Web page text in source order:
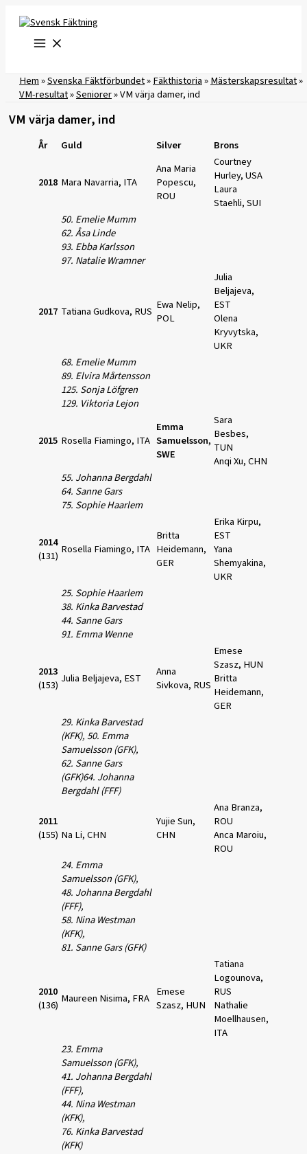
innehåll
Hem»Svenska Fäktförbundet»Fäkthistoria»Mästerskapsresultat»
VM-resultat»Seniorer»VM värja damer, ind
VM värja damer, ind
År Guld Silver Brons
2018 Mara Navarria, ITA
Ana Maria
Popescu,
ROU
Courtney
Hurley, USA
Laura
Staehli, SUI
50. Emelie Mumm
62. Åsa Linde
93. Ebba Karlsson
97. Natalie Wramner
2017 Tatiana Gudkova, RUS Ewa Nelip,
POL
Julia
Beljajeva,
EST
Olena
Kryvytska,
UKR
68. Emelie Mumm
89. Elvira Mårtensson
125. Sonja Löfgren
129. Viktoria Lejon
2015 Rosella Fiamingo, ITA
Emma
Samuelsson,
SWE
Sara
Besbes,
TUN
Anqi Xu, CHN
55. Johanna Bergdahl
64. Sanne Gars
75. Sophie Haarlem
2014
(131) Rosella Fiamingo, ITA
Britta
Heidemann,
GER
Erika Kirpu,
EST
Yana
Shemyakina,
UKR
25. Sophie Haarlem
38. Kinka Barvestad
44. Sanne Gars
91. Emma Wenne
2013
(153) Julia Beljajeva, EST
Anna
Sivkova, RUS
Emese
Szasz, HUN
Britta
Heidemann,
GER
29. Kinka Barvestad
(KFK), 50. Emma
Samuelsson (GFK),
62. Sanne Gars
(GFK)64. Johanna
Bergdahl (FFF)
2011
(155) Na Li, CHN
Yujie Sun,
CHN
Ana Branza,
ROU
Anca Maroiu,
ROU
24. Emma
Samuelsson (GFK),
48. Johanna Bergdahl
(FFF),
58. Nina Westman
(KFK),
81. Sanne Gars (GFK)
2010
(136) Maureen Nisima, FRA Emese
Szasz, HUN
Tatiana
Logounova,
RUS
Nathalie
Moellhausen,
ITA
23. Emma
Samuelsson (GFK),
41. Johanna Bergdahl
(FFF),
44. Nina Westman
(KFK),
76. Kinka Barvestad
(KFK)